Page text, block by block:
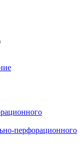
перфорационного